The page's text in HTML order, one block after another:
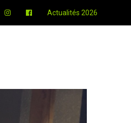
Actualités 2026